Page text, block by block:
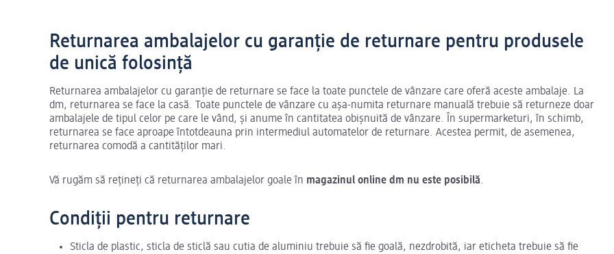
Returnarea ambalajelor cu garanție de returnare pentru produsele
de unică folosință
Returnarea ambalajelor cu garanție de returnare se face la toate punctele de vânzare care oferă aceste ambalaje. La
dm, returnarea se face la casă. Toate punctele de vânzare cu așa-numita returnare manuală trebuie să returneze doar
ambalajele de tipul celor pe care le vând, și anume în cantitatea obișnuită de vânzare. În supermarketuri, în schimb,
returnarea se face aproape întotdeauna prin intermediul automatelor de returnare. Acestea permit, de asemenea,
returnarea comodă a cantităților mari.
Vă rugăm să rețineți că returnarea ambalajelor goale în magazinul online dm nu este posibilă.
Condiții pentru returnare
Sticla de plastic, sticla de sticlă sau cutia de aluminiu trebuie să fie goală, nezdrobită, iar eticheta trebuie să fie